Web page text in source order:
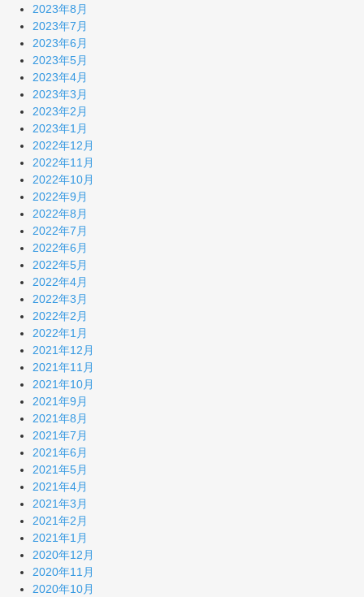
2023年8月
2023年7月
2023年6月
2023年5月
2023年4月
2023年3月
2023年2月
2023年1月
2022年12月
2022年11月
2022年10月
2022年9月
2022年8月
2022年7月
2022年6月
2022年5月
2022年4月
2022年3月
2022年2月
2022年1月
2021年12月
2021年11月
2021年10月
2021年9月
2021年8月
2021年7月
2021年6月
2021年5月
2021年4月
2021年3月
2021年2月
2021年1月
2020年12月
2020年11月
2020年10月